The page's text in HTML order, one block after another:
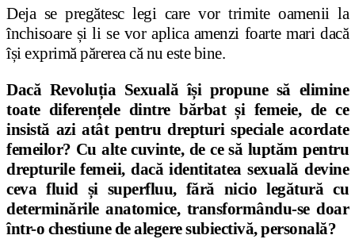
Deja se pregătesc legi care vor trimite oamenii la
închisoare și li se vor aplica amenzi foarte mari dacă
își exprimă părerea că nu este bine.
Dacă Revoluția Sexuală își propune să elimine
toate diferențele dintre bărbat și femeie, de ce
insistă azi atât pentru drepturi speciale acordate
femeilor? Cu alte cuvinte, de ce să luptăm pentru
drepturile femeii, dacă identitatea sexuală devine
ceva fluid și superfluu, fără nicio legătură cu
determinările anatomice, transformându-se doar
într-o chestiune de alegere subiectivă, personală?